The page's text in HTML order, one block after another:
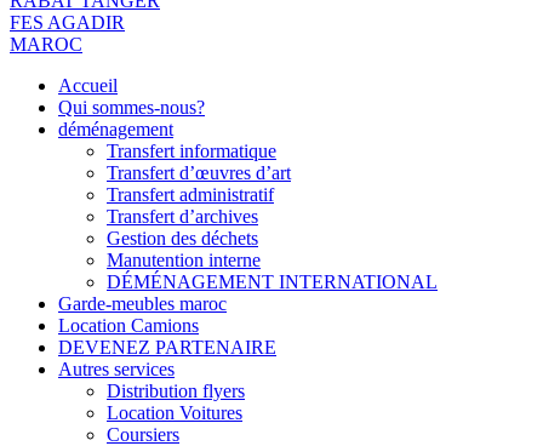
Accueil
Qui sommes-nous?
déménagement
Transfert informatique
Transfert d’œuvres d’art
Transfert administratif
Transfert d’archives
Gestion des déchets
Manutention interne
DÉMÉNAGEMENT INTERNATIONAL
Garde-meubles maroc
Location Camions
DEVENEZ PARTENAIRE
Autres services
Distribution flyers
Location Voitures
Coursiers